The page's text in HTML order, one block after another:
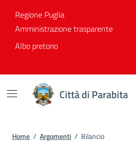
Regione Puglia
Amministrazione trasparente
Albo pretorio
Città di Parabita
Home / Argomenti / Bilancio